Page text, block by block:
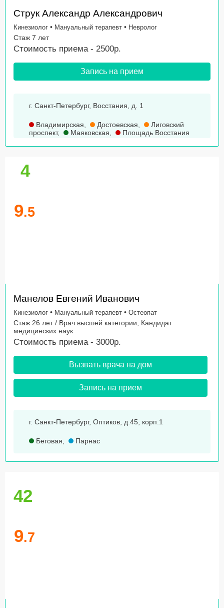
Струк Александр Александрович
Кинезиолог • Мануальный терапевт • Невролог
Стаж 7 лет
Стоимость приема - 2500р.
Запись на прием
г. Санкт-Петербург, Восстания, д. 1
Владимирская, Достоевская,
Лиговский
проспект, Маяковская, Площадь Восстания
4
9.5
Манелов Евгений Иванович
Кинезиолог • Мануальный терапевт • Остеопат
Стаж 26 лет / Врач высшей категории, Кандидат
медицинских наук
Стоимость приема - 3000р.
Вызвать врача на дом
Запись на прием
г. Санкт-Петербург, Оптиков, д.45, корп.1
Беговая, Парнас
42
9.7